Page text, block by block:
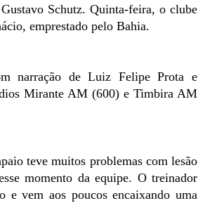
Schutz. Quinta-feira, o clube
emprestado pelo Bahia.
narração de Luiz Felipe Prota e
Mirante AM (600) e Timbira AM
teve muitos problemas com lesão
momento da equipe. O treinador
e vem aos poucos encaixando uma